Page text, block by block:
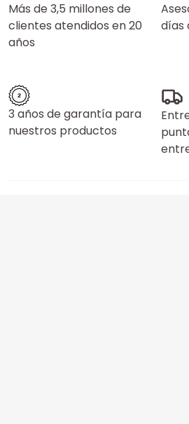
Más de 3,5 millones de
clientes atendidos en 20
años
días
3 años de garantía para
nuestros productos